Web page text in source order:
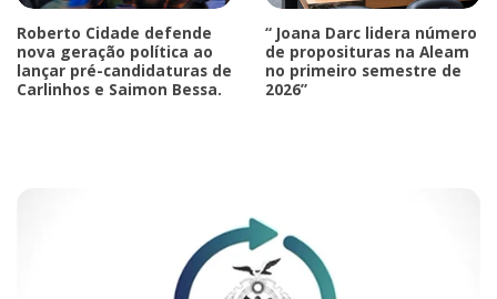
Roberto Cidade defende
nova geração política ao
lançar pré-candidaturas de
Carlinhos e Saimon Bessa.
“ Joana Darc lidera número
de proposituras na Aleam
no primeiro semestre de
2026”